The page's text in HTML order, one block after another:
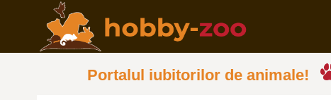
Portalul iubitorilor de animale!